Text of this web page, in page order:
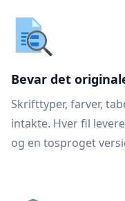
Bevar det
Skrifttyper, farver,
intakte. Hver fil
og en tosproget